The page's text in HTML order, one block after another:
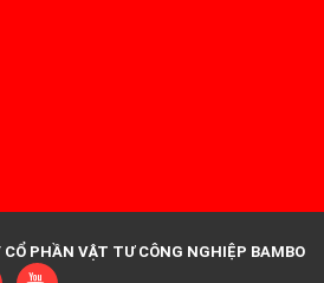
CỔ PHẦN VẬT TƯ CÔNG NGHIỆP BAMBO